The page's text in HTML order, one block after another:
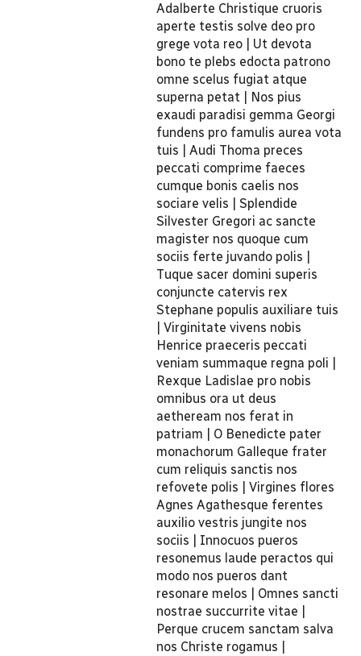
Adalberte Christique cruoris
aperte testis solve deo pro
grege vota reo | Ut devota
bono te plebs edocta patrono
omne scelus fugiat atque
superna petat | Nos pius
exaudi paradisi gemma Georgi
fundens pro famulis aurea vota
tuis | Audi Thoma preces
peccati comprime faeces
cumque bonis caelis nos
sociare velis | Splendide
Silvester Gregori ac sancte
magister nos quoque cum
sociis ferte juvando polis |
Tuque sacer domini superis
conjuncte catervis rex
Stephane populis auxiliare tuis
| Virginitate vivens nobis
Henrice praeceris peccati
veniam summaque regna poli |
Rexque Ladislae pro nobis
omnibus ora ut deus
aetheream nos ferat in
patriam | O Benedicte pater
monachorum Galleque frater
cum reliquis sanctis nos
refovete polis | Virgines flores
Agnes Agathesque ferentes
auxilio vestris jungite nos
sociis | Innocuos pueros
resonemus laude peractos qui
modo nos pueros dant
resonare melos | Omnes sancti
nostrae succurrite vitae |
Perque crucem sanctam salva
nos Christe rogamus |